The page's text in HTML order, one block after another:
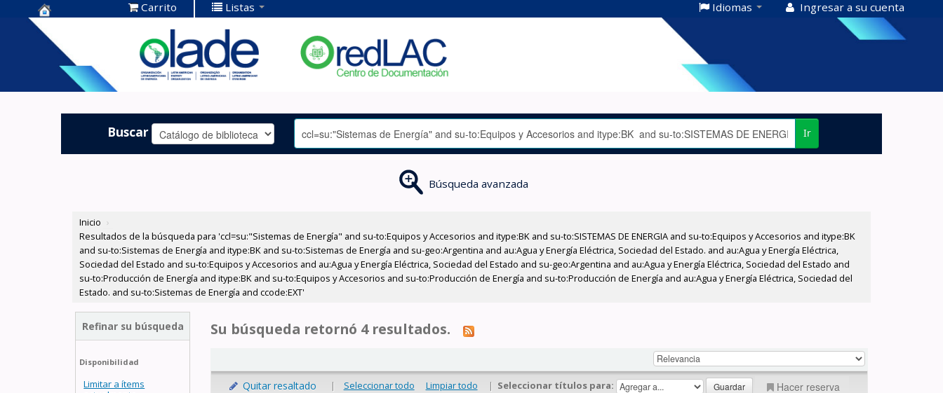
Centro de
Documentación
OLADE -
Carrito Listas Idiomas Ingresar a su cuenta
Buscar Ir
Búsqueda avanzada
Inicio ›
Resultados de la búsqueda para 'ccl=su:"Sistemas de Energía" and su-to:Equipos y Accesorios and itype:BK and su-to:SISTEMAS DE ENERGIA and su-to:Equipos y Accesorios and itype:BK
and su-to:Sistemas de Energía and itype:BK and su-to:Sistemas de Energía and su-geo:Argentina and au:Agua y Energía Eléctrica, Sociedad del Estado. and au:Agua y Energía Eléctrica,
Sociedad del Estado and su-to:Equipos y Accesorios and au:Agua y Energía Eléctrica, Sociedad del Estado and su-geo:Argentina and au:Agua y Energía Eléctrica, Sociedad del Estado and
su-to:Producción de Energía and itype:BK and su-to:Equipos y Accesorios and su-to:Producción de Energía and su-to:Producción de Energía and au:Agua y Energía Eléctrica, Sociedad del
Estado. and su-to:Sistemas de Energía and ccode:EXT'
Refinar su búsqueda
Disponibilidad
Limitar a ítems
Su búsqueda retornó 4 resultados.
Quitar resaltado | Seleccionar todo Limpiar todo | Seleccionar títulos para: Hacer reserva